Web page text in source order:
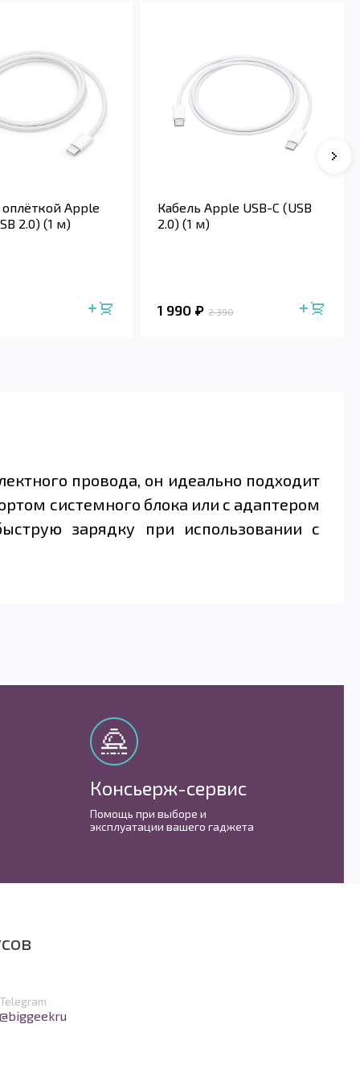
оплёткой Apple
2.0) (1 м)
Кабель Apple USB-C (USB
2.0) (1 м)
1 990 2 390
провода, он идеально подходит
системного блока или с адаптером
зарядку при использовании с
Консьерж-сервис
Помощь при выборе и
эксплуатации вашего гаджета
Telegram
@biggeekru